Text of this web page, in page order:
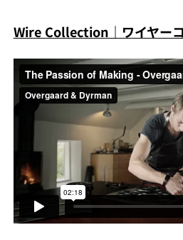
Wire Collection｜ワイヤー